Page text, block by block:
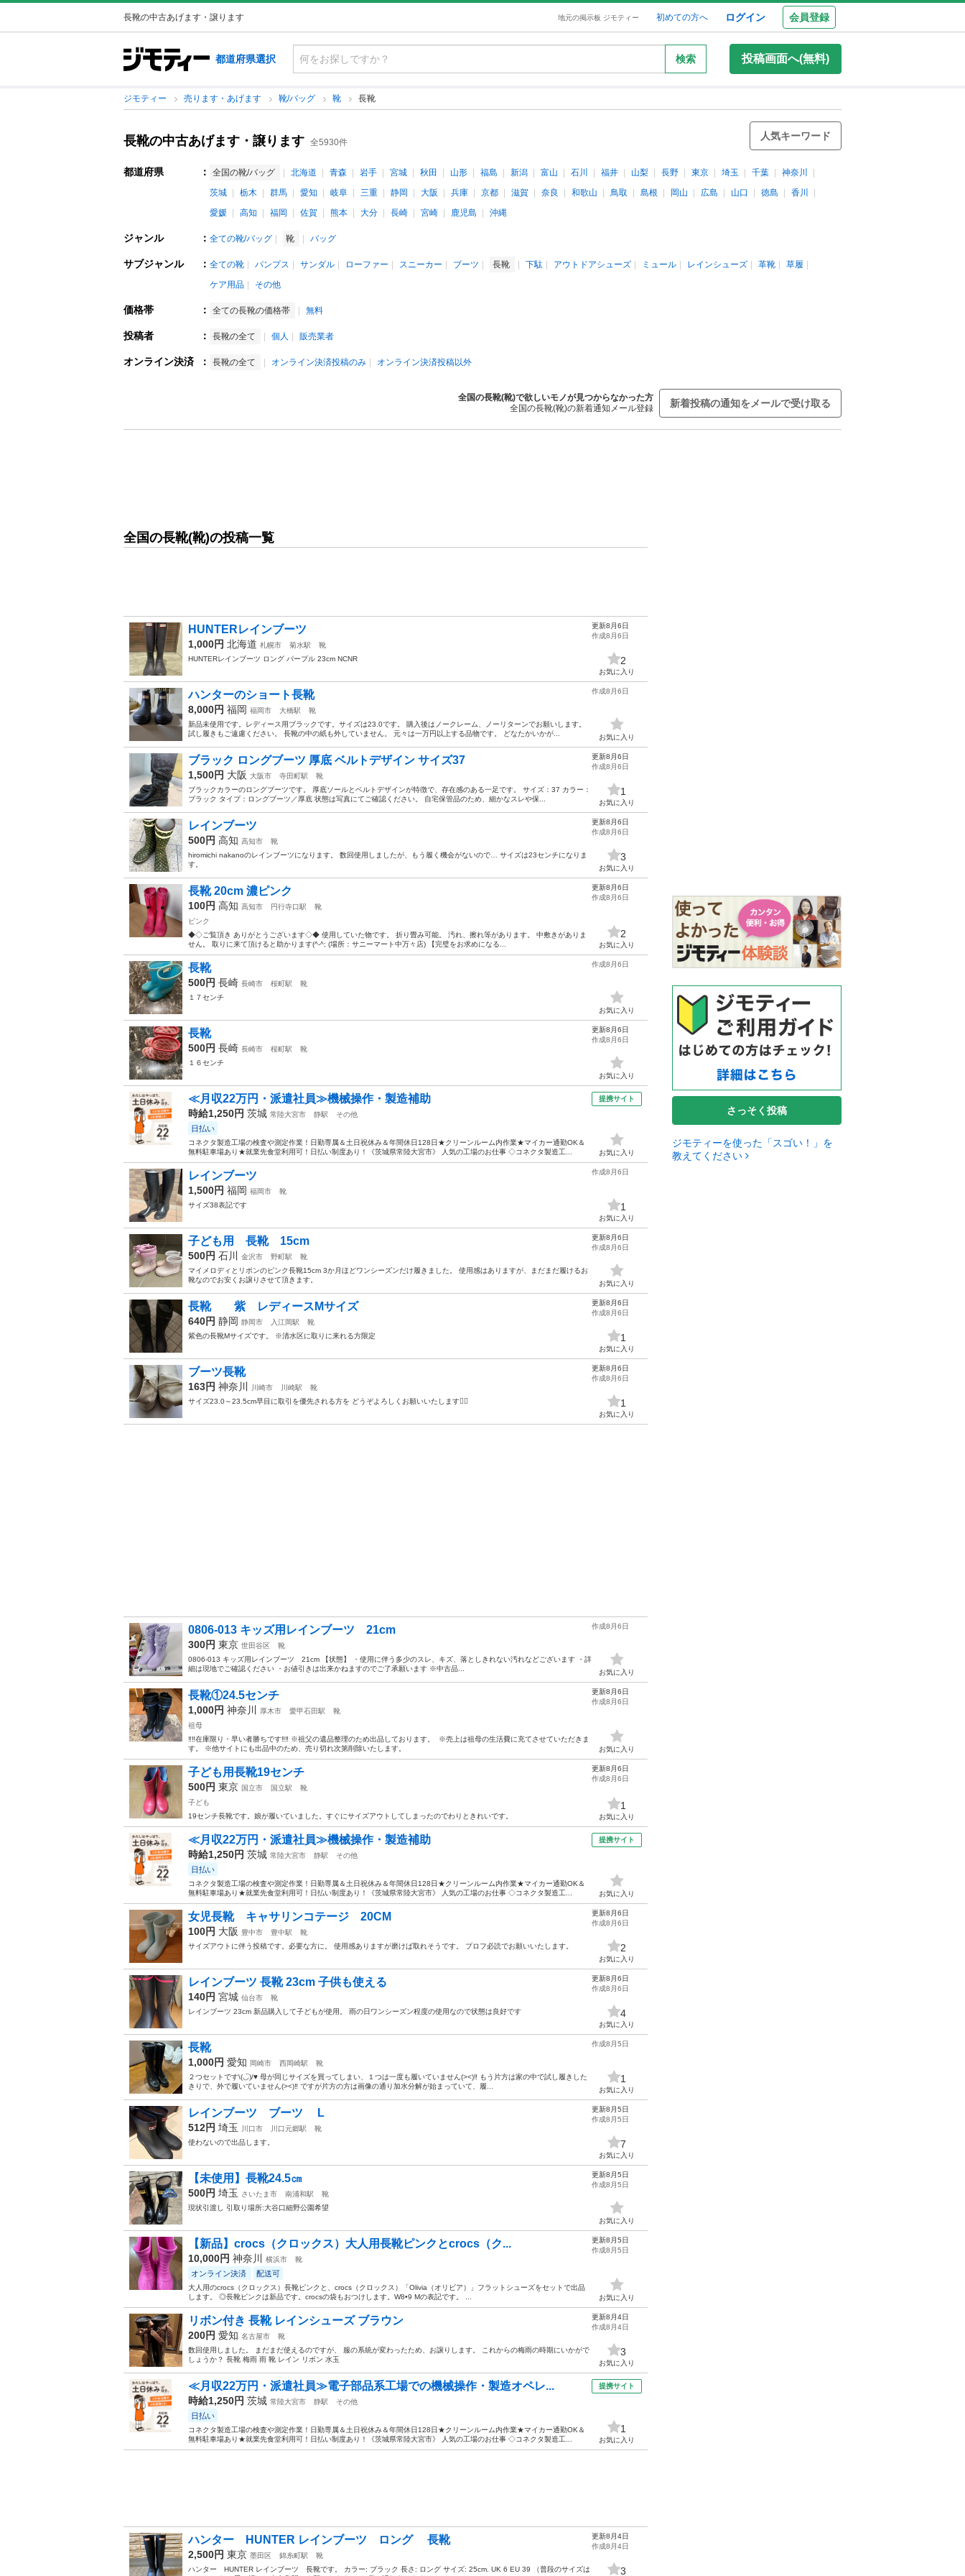
長靴の中古あげます・譲ります 地元の掲示板 ジモティー 初めての方へ ログイン 会員登録
都道府県選択 検索 投稿画面へ(無料)
ジモティー 売ります・あげます 靴/バッグ 靴 長靴
長靴の中古あげます・譲ります 全5930件
人気キーワード
都道府県 ： 全国の靴/バッグ 北海道 青森 岩手 宮城 秋田 山形 福島 新潟 富山 石川 福井 山梨 長野 東京 埼玉 千葉
神奈川
茨城
栃木 群馬 愛知 岐阜 三重 静岡 大阪 兵庫 京都 滋賀 奈良 和歌山 鳥取 島根 岡山 広島 山口 徳島
香川
愛媛
高知 福岡 佐賀 熊本 大分 長崎 宮崎 鹿児島 沖縄
ジャンル ： 全ての靴/バッグ 靴 バッグ
サブジャンル ： 全ての靴 パンプス サンダル ローファー スニーカー ブーツ 長靴 下駄 アウトドアシューズ ミュール レインシューズ 革靴
草履
ケア用品
その他
価格帯 ： 全ての長靴の価格帯 無料
投稿者 ： 長靴の全て 個人 販売業者
オンライン決済 ： 長靴の全て オンライン決済投稿のみ オンライン決済投稿以外
全国の長靴(靴)で欲しいモノが見つからなかった方
全国の長靴(靴)の新着通知メール登録
新着投稿の通知をメールで受け取る
全国の長靴(靴)の投稿一覧
HUNTERレインブーツ
1,000円 北海道 札幌市 菊水駅
靴
HUNTERレインブーツ ロング パープル 23cm NCNR
更新8月6日
作成8月6日
2
お気に入り
ハンターのショート長靴
8,000円 福岡 福岡市 大橋駅
靴
新品未使用です。レディース用ブラックです。サイズは23.0です。 購入後はノークレーム、ノーリターンでお願いします。
試し履きもご遠慮ください。 長靴の中の紙も外していません。 元々は一万円以上する品物です。 どなたかいかが...
作成8月6日
お気に入り
ブラック ロングブーツ 厚底 ベルトデザイン サイズ37
1,500円 大阪 大阪市 寺田町駅
靴
ブラックカラーのロングブーツです。 厚底ソールとベルトデザインが特徴で、存在感のある一足です。 サイズ：37 カラー：
ブラック タイプ：ロングブーツ／厚底 状態は写真にてご確認ください。 自宅保管品のため、細かなスレや保...
更新8月6日
作成8月6日
1
お気に入り
レインブーツ
500円 高知 高知市
靴
hiromichi nakanoのレインブーツになります。 数回使用しましたが、もう履く機会がないので… サイズは23センチになりま
す。
更新8月6日
作成8月6日
3
お気に入り
長靴 20cm 濃ピンク
100円 高知 高知市 円行寺口駅
靴
ピンク
◆◇ご覧頂き ありがとうございます◇◆ 使用していた物です。 折り畳み可能。 汚れ、擦れ等があります。 中敷きがありま
せん。 取りに来て頂けると助かります(^-^; (場所：サニーマート中万々店) 【完璧をお求めになる...
更新8月6日
作成8月6日
2
お気に入り
長靴
500円 長崎 長崎市 桜町駅
靴
１７センチ
作成8月6日
お気に入り
長靴
500円 長崎 長崎市 桜町駅
靴
１６センチ
更新8月6日
作成8月6日
お気に入り
≪月収22万円・派遣社員≫機械操作・製造補助
時給1,250円 茨城 常陸大宮市 静駅 その他
日払い
コネクタ製造工場の検査や測定作業！日勤専属＆土日祝休み＆年間休日128日★クリーンルーム内作業★マイカー通勤OK＆
無料駐車場あり★就業先食堂利用可！日払い制度あり！《茨城県常陸大宮市》 人気の工場のお仕事 ◇コネクタ製造工...
提携サイト
お気に入り
レインブーツ
1,500円 福岡 福岡市
靴
サイズ38表記です
作成8月6日
1
お気に入り
子ども用 長靴 15cm
500円 石川 金沢市 野町駅
靴
マイメロディとリボンのピンク長靴15cm 3か月ほどワンシーズンだけ履きました。 使用感はありますが、まだまだ履けるお
靴なのでお安くお譲りさせて頂きます。
更新8月6日
作成8月6日
お気に入り
長靴 紫 レディースMサイズ
640円 静岡 静岡市 入江岡駅
靴
紫色の長靴Mサイズです。 ※清水区に取りに来れる方限定
更新8月6日
作成8月6日
1
お気に入り
ブーツ長靴
163円 神奈川 川崎市 川崎駅
靴
サイズ23.0～23.5cm早目に取引を優先される方を どうぞよろしくお願いいたします🙇‍♂️
更新8月6日
作成8月6日
1
お気に入り
0806-013 キッズ用レインブーツ 21cm
300円 東京 世田谷区
靴
0806-013 キッズ用レインブーツ 21cm 【状態】 ・使用に伴う多少のスレ、キズ、落としきれない汚れなどございます ・詳
細は現地でご確認ください ・お値引きは出来かねますのでご了承願います ※中古品...
作成8月6日
お気に入り
長靴①24.5センチ
1,000円 神奈川 厚木市 愛甲石田駅
靴
祖母
‼️‼️在庫限り・早い者勝ちです‼️‼️ ※祖父の遺品整理のため出品しております。 ※売上は祖母の生活費に充てさせていただきま
す。 ※他サイトにも出品中のため、売り切れ次第削除いたします。
更新8月6日
作成8月6日
お気に入り
子ども用長靴19センチ
500円 東京 国立市 国立駅
靴
子ども
19センチ長靴です。娘が履いていました。すぐにサイズアウトしてしまったのでわりときれいです。
更新8月6日
作成8月6日
1
お気に入り
≪月収22万円・派遣社員≫機械操作・製造補助
時給1,250円 茨城 常陸大宮市 静駅 その他
日払い
コネクタ製造工場の検査や測定作業！日勤専属＆土日祝休み＆年間休日128日★クリーンルーム内作業★マイカー通勤OK＆
無料駐車場あり★就業先食堂利用可！日払い制度あり！《茨城県常陸大宮市》 人気の工場のお仕事 ◇コネクタ製造工...
提携サイト
お気に入り
女児長靴 キャサリンコテージ 20CM
100円 大阪 豊中市 豊中駅
靴
サイズアウトに伴う投稿です。必要な方に。 使用感ありますが磨けば取れそうです。 プロフ必読でお願いいたします。
更新8月6日
作成8月6日
2
お気に入り
レインブーツ 長靴 23cm 子供も使える
140円 宮城 仙台市
靴
レインブーツ 23cm 新品購入して子どもが使用。 雨の日ワンシーズン程度の使用なので状態は良好です
更新8月6日
作成8月6日
4
お気に入り
長靴
1,000円 愛知 岡崎市 西岡崎駅
靴
２つセットです\(◡̈)/♥︎ 母が同じサイズを買ってしまい、１つは一度も履いていません(><)‼︎ もう片方は家の中で試し履きした
きりで、外で履いていません(><)‼︎ ですが片方の方は画像の通り加水分解が始まっていて、履...
作成8月5日
1
お気に入り
レインブーツ ブーツ L
512円 埼玉 川口市 川口元郷駅
靴
使わないので出品します。
更新8月5日
作成8月5日
7
お気に入り
【未使用】長靴24.5㎝
500円 埼玉 さいたま市 南浦和駅
靴
現状引渡し 引取り場所:大谷口細野公園希望
更新8月5日
作成8月5日
お気に入り
【新品】crocs（クロックス）大人用長靴ピンクとcrocs（ク...
10,000円 神奈川 横浜市 靴
オンライン決済 配送可
大人用のcrocs（クロックス）長靴ピンクと、crocs（クロックス）「Olivia（オリビア）」フラットシューズをセットで出品
します。 ◎長靴ピンクは新品です。crocsの袋もおつけします。W8•9 Mの表記です。 ...
更新8月5日
作成8月5日
お気に入り
リボン付き 長靴 レインシューズ ブラウン
200円 愛知 名古屋市
靴
数回使用しました。 まだまだ使えるのですが、 服の系統が変わったため、お譲りします。 これからの梅雨の時期にいかがで
しょうか？ 長靴 梅雨 雨 靴 レイン リボン 水玉
更新8月4日
作成8月4日
3
お気に入り
≪月収22万円・派遣社員≫電子部品系工場での機械操作・製造オペレ...
時給1,250円 茨城 常陸大宮市 静駅 その他
日払い
コネクタ製造工場の検査や測定作業！日勤専属＆土日祝休み＆年間休日128日★クリーンルーム内作業★マイカー通勤OK＆
無料駐車場あり★就業先食堂利用可！日払い制度あり！《茨城県常陸大宮市》 人気の工場のお仕事 ◇コネクタ製造工...
提携サイト
1
お気に入り
ハンター HUNTER レインブーツ ロング 長靴
2,500円 東京 墨田区 錦糸町駅
靴
ハンター HUNTER レインブーツ 長靴です。 カラー: ブラック 長さ: ロング サイズ: 25cm. UK 6 EU 39 （普段のサイズは
更新8月4日
作成8月4日
3
さっそく投稿
ジモティーを使った「スゴい！」を
教えてください